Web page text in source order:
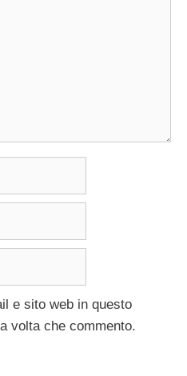
e sito web in questo
volta che commento.